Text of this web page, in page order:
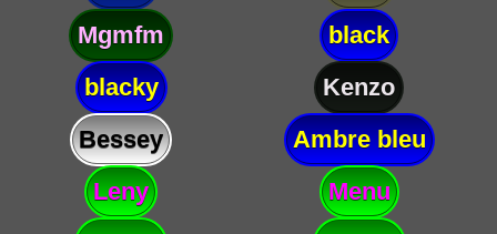
Mgmfm
black
blacky
Kenzo
Bessey
Ambre bleu
Leny
Menu